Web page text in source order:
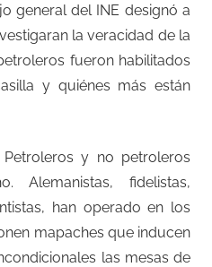
general del INE designó a
la veracidad de la
fueron habilitados
y quiénes más están
y no petroleros
Alemanistas, fidelistas,
han operado en los
mapaches que inducen
las mesas de